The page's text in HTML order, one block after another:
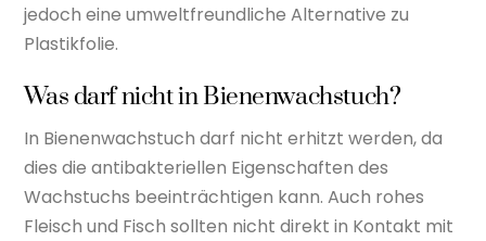
jedoch eine umweltfreundliche Alternative zu
Plastikfolie.
Was darf nicht in Bienenwachstuch?
In Bienenwachstuch darf nicht erhitzt werden, da
dies die antibakteriellen Eigenschaften des
Wachstuchs beeinträchtigen kann. Auch rohes
Fleisch und Fisch sollten nicht direkt in Kontakt mit